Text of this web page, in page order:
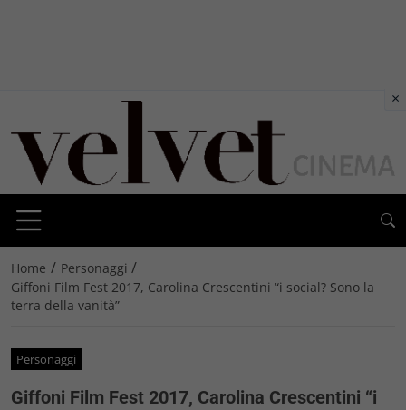
Home / Personaggi /
Giffoni Film Fest 2017, Carolina Crescentini “i social? Sono la
terra della vanità”
Personaggi
Giffoni Film Fest 2017, Carolina Crescentini “i
×